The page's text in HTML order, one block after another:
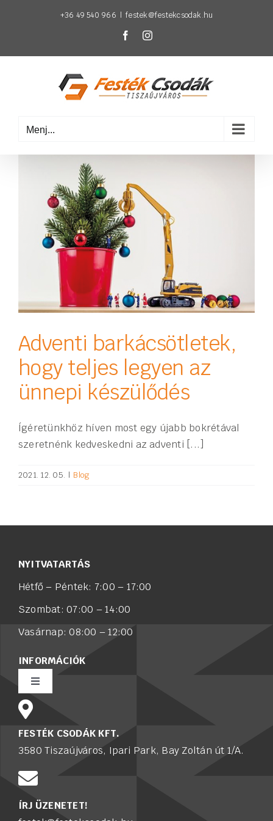
+36 49 540 966 festek@festekcsodak.hu
FacebookInstagram
Menj...
Adventi barkácsötletek,
hogy teljes legyen az
ünnepi készülődés
Ígéretünkhöz híven most egy újabb bokrétával
szeretnénk kedveskedni az adventi [...]
2021. 12. 05. | Blog
NYITVATARTÁS
Hétfő – Péntek: 7:00 – 17:00
Szombat: 07:00 – 14:00
Vasárnap: 08:00 – 12:00
INFORMÁCIÓK
Toggle
Navigation
Rólunk
Értékesítő munkatársat keresünk
FESTÉK CSODÁK KFT.
3580 Tiszaújváros, Ipari Park, Bay Zoltán út 1/A.
ÍRJ ÜZENETET!